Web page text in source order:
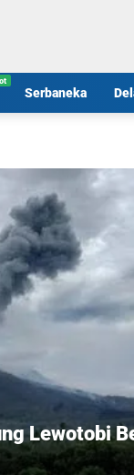
Serbaneka
Lewotobi